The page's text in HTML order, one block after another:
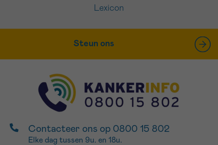
Lexicon
Steun ons
Contacteer ons op 0800 15 802
Elke dag tussen 9u. en 18u.